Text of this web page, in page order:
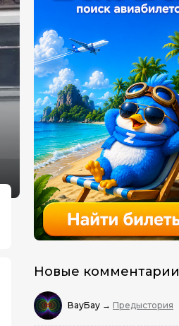
Новые комментарии
ВауБау → Предыстория